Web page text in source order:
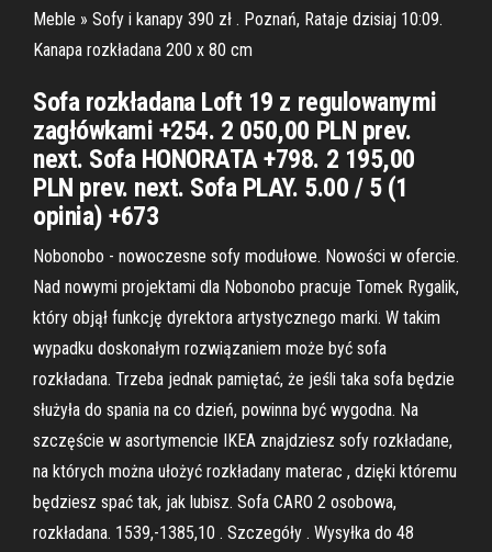
Meble » Sofy i kanapy 390 zł . Poznań, Rataje dzisiaj 10:09.
Kanapa rozkładana 200 x 80 cm
Sofa rozkładana Loft 19 z regulowanymi
zagłówkami +254. 2 050,00 PLN prev.
next. Sofa HONORATA +798. 2 195,00
PLN prev. next. Sofa PLAY. 5.00 / 5 (1
opinia) +673
Nobonobo - nowoczesne sofy modułowe. Nowości w ofercie.
Nad nowymi projektami dla Nobonobo pracuje Tomek Rygalik,
który objął funkcję dyrektora artystycznego marki. W takim
wypadku doskonałym rozwiązaniem może być sofa
rozkładana. Trzeba jednak pamiętać, że jeśli taka sofa będzie
służyła do spania na co dzień, powinna być wygodna. Na
szczęście w asortymencie IKEA znajdziesz sofy rozkładane,
na których można ułożyć rozkładany materac , dzięki któremu
będziesz spać tak, jak lubisz. Sofa CARO 2 osobowa,
rozkładana. 1539,-1385,10 . Szczegóły . Wysyłka do 48